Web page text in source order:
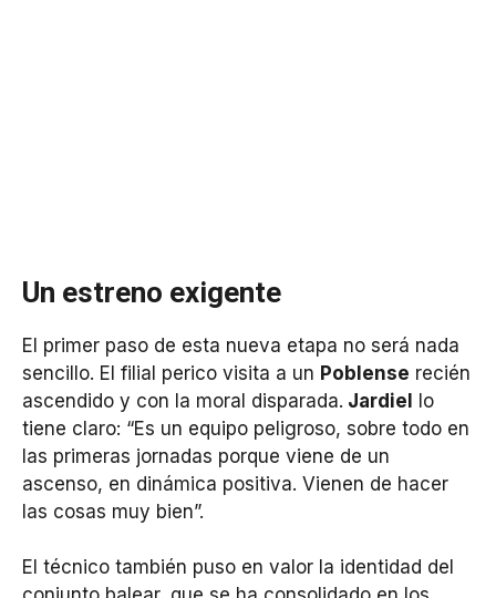
Un estreno exigente
El primer paso de esta nueva etapa no será nada
sencillo. El filial perico visita a un Poblense recién
ascendido y con la moral disparada. Jardiel lo
tiene claro: “Es un equipo peligroso, sobre todo en
las primeras jornadas porque viene de un
ascenso, en dinámica positiva. Vienen de hacer
las cosas muy bien”.
El técnico también puso en valor la identidad del